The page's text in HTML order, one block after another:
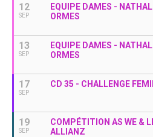
12
SEP
EQUIPE DAMES -
ORMES
13
SEP
EQUIPE DAMES -
ORMES
17
SEP
CD 35 - CHALLENGE
19
SEP
COMPÉTITION AS WE &
ALLIANZ